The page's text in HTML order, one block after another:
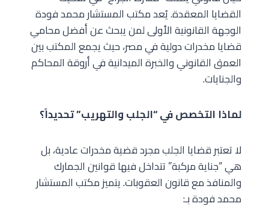
القضايا المعقدة. يُعد مكتب المستشار محمد فودة
الوجهة القانونية الأولى لمن يبحث عن أفضل محامي
قضايا مخدرات دولية في مصر، حيث يجمع المكتب بين
العمق القانوني والخبرة الميدانية في أروقة المحاكم
والجنايات.
لماذا التخصص في “الجلب والتهريب” تحديداً؟
لا تعتبر قضايا الجلب مجرد قضية مخدرات عادية، بل
هي “جناية مركبة” تتداخل فيها قوانين الجمارك
والمنافذ مع قانون العقوبات. يتميز مكتب المستشار
محمد فودة بـ: